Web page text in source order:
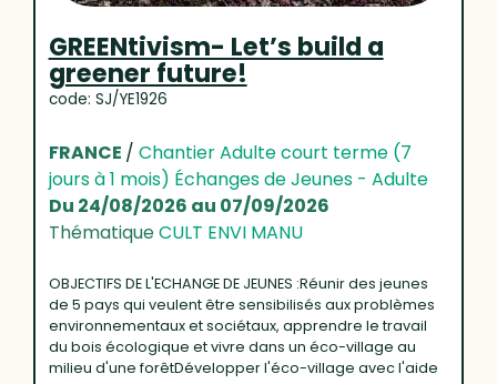
GREENtivism- Let’s build a
greener future!
code: SJ/YE1926
FRANCE / Chantier Adulte court terme (7
jours à 1 mois) Échanges de Jeunes - Adulte
Du 24/08/2026 au 07/09/2026
ThématiqueCULT ENVI MANU
OBJECTIFS DE L'ECHANGE DE JEUNES :Réunir des jeunes
de 5 pays qui veulent être sensibilisés aux problèmes
environnementaux et sociétaux, apprendre le travail
du bois écologique et vivre dans un éco-village au
milieu d'une forêtDévelopper l'éco-village avec l'aide